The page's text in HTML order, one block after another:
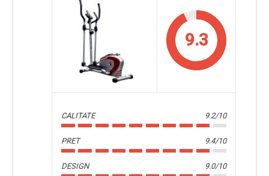
9.3
CALITATE 9.2/10
PRET 9.4/10
DESIGN 9.0/10